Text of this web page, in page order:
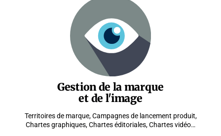
Gestion de la marque
et de l'image
Territoires de marque, Campagnes de lancement produit,
Chartes graphiques, Chartes éditoriales, Chartes vidéo…